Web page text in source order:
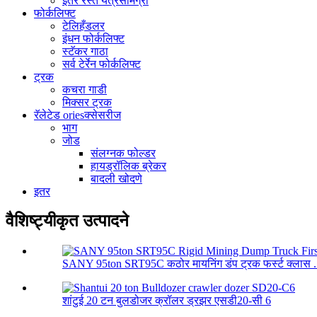
फोर्कलिफ्ट
टेलिहँडलर
इंधन फोर्कलिफ्ट
स्टॅकर गाठा
सर्व टेर्रेन फोर्कलिफ्ट
ट्रक
कचरा गाडी
मिक्सर ट्रक
रॅलेटेड oriesक्सेसरीज
भाग
जोड
संलग्नक फोल्डर
हायड्रॉलिक ब्रेकर
बादली खोदणे
इतर
वैशिष्ट्यीकृत उत्पादने
SANY 95ton SRT95C कठोर मायनिंग डंप ट्रक फर्स्ट क्लास
शांटुई 20 टन बुलडोजर क्रॉलर ड्रझर एसडी20-सी 6